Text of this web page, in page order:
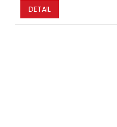
DETAIL